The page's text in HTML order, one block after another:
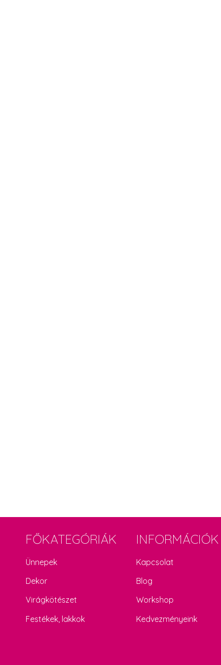
FŐKATEGÓRIÁK
Ünnepek
Dekor
Virágkötészet
Festékek, lakkok
INFORMÁCIÓK
Kapcsolat
Blog
Workshop
Kedvezményeink